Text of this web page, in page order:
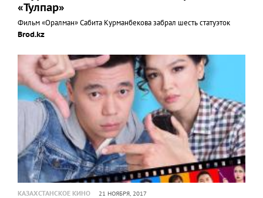
«Тулпар»
Фильм «Оралман» Сабита Курманбекова забрал шесть статуэток
Brod.kz
КАЗАХСТАНСКОЕ КИНО 21 НОЯБРЯ, 2017